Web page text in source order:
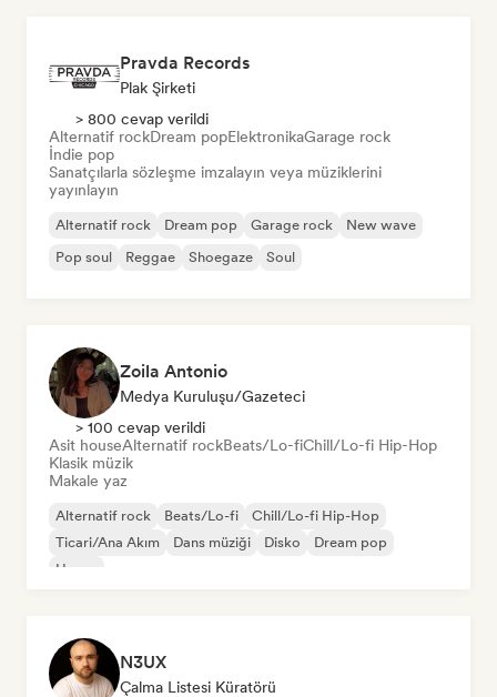
Pravda Records
Plak Şirketi
> 800 cevap verildi
Alternatif rockDream popElektronikaGarage rock
İndie pop
Sanatçılarla sözleşme imzalayın veya müziklerini
yayınlayın
Alternatif rock Dream pop Garage rock
New wave
Pop soul
Reggae Shoegaze Soul
Zoila Antonio
Medya Kuruluşu/Gazeteci
> 100 cevap verildi
Asit houseAlternatif rockBeats/Lo-fiChill/Lo-fi Hip-Hop
Klasik müzik
Makale yaz
Alternatif rock Beats/Lo-fi
Chill/Lo-fi Hip-Hop
Ticari/Ana Akım
Dans müziği Disko
Dream pop
House
N3UX
Çalma Listesi Küratörü